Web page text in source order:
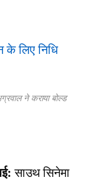
ने कराया बोल्ड
साउथ सिनेमा